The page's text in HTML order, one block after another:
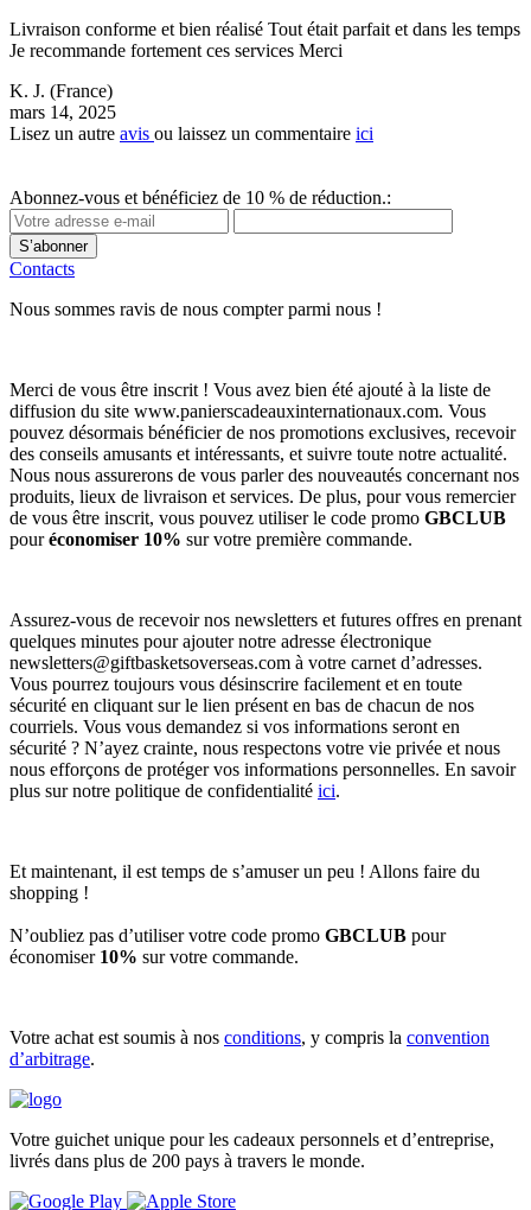
Livraison conforme et bien réalisé Tout était parfait et dans les temps
Je recommande fortement ces services Merci
K. J. (France)
mars 14, 2025
Lisez un autre avis ou laissez un commentaire ici
Abonnez-vous et bénéficiez de 10 % de réduction.:
S’abonner
Contacts
Nous sommes ravis de nous compter parmi nous !
Merci de vous être inscrit ! Vous avez bien été ajouté à la liste de
diffusion du site www.panierscadeauxinternationaux.com. Vous
pouvez désormais bénéficier de nos promotions exclusives, recevoir
des conseils amusants et intéressants, et suivre toute notre actualité.
Nous nous assurerons de vous parler des nouveautés concernant nos
produits, lieux de livraison et services. De plus, pour vous remercier
de vous être inscrit, vous pouvez utiliser le code promo GBCLUB
pouréconomiser 10% sur votre première commande.
Assurez-vous de recevoir nos newsletters et futures offres en prenant
quelques minutes pour ajouter notre adresse électronique
newsletters@giftbasketsoverseas.com à votre carnet d’adresses.
Vous pourrez toujours vous désinscrire facilement et en toute
sécurité en cliquant sur le lien présent en bas de chacun de nos
courriels. Vous vous demandez si vos informations seront en
sécurité ? N’ayez crainte, nous respectons votre vie privée et nous
nous efforçons de protéger vos informations personnelles. En savoir
plus sur notre politique de confidentialité ici.
Et maintenant, il est temps de s’amuser un peu ! Allons faire du
shopping !
N’oubliez pas d’utiliser votre code promo GBCLUB pour
économiser 10% sur votre commande.
Votre achat est soumis à nos conditions, y compris la convention
d’arbitrage.
Votre guichet unique pour les cadeaux personnels et d’entreprise,
livrés dans plus de 200 pays à travers le monde.